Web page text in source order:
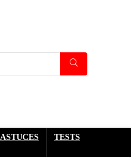
ASTUCES TESTS